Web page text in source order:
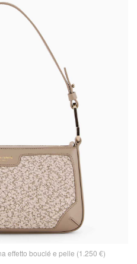
effetto bouclé e pelle (1.250 €)